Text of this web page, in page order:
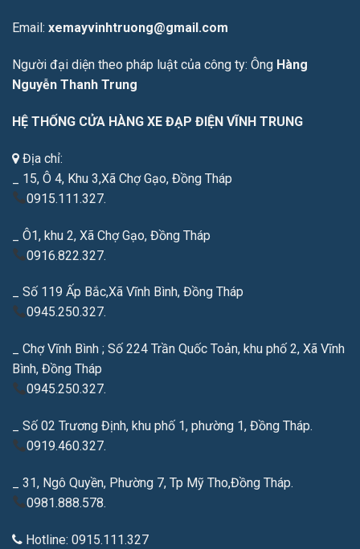
Email: xemayvinhtruong@gmail.com
Người đại diện theo pháp luật của công ty: Ông Hàng
Nguyễn Thanh Trung
HỆ THỐNG CỬA HÀNG XE ĐẠP ĐIỆN VĨNH TRUNG
Địa chỉ:
_ 15, Ô 4, Khu 3,Xã Chợ Gạo, Đồng Tháp
0915.111.327.
_ Ô1, khu 2, Xã Chợ Gạo, Đồng Tháp
0916.822.327.
_ Số 119 Ấp Bắc,Xã Vĩnh Bình, Đồng Tháp
0945.250.327.
_ Chợ Vĩnh Bình ; Số 224 Trần Quốc Toản, khu phố 2, Xã Vĩnh
Bình, Đồng Tháp
0945.250.327.
_ Số 02 Trương Định, khu phố 1, phường 1, Đồng Tháp.
0919.460.327.
_ 31, Ngô Quyền, Phường 7, Tp Mỹ Tho,Đồng Tháp.
0981.888.578.
Hotline: 0915.111.327